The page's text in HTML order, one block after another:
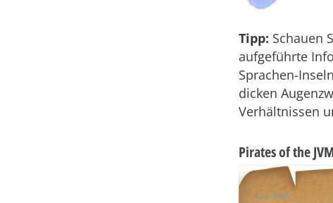
Tipp: Schauen
aufgeführte
Sprachen-
dicken
Verhältnissen
Pirates of the